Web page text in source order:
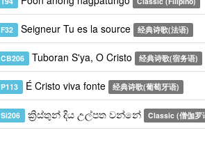
F32 Seigneur Tu es la source 经典诗歌(法语)
CB206 Tuboran S'ya, O Cristo 经典诗歌(宿务语)
P113 É Cristo viva fonte 经典诗歌(葡萄牙语)
Si206 ක්‍රිස්තුන් දිය උල්පත වන්නේ Classic (僧伽罗